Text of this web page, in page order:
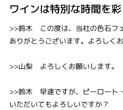
ワインは特別な時間を
>>鈴木 この度は、当社の色石フ
ありがとうございます。よろしくお
>>山梨 よろしくお願いします。
>>鈴木 早速ですが、ピーロート
いただいてもよろしいですか？